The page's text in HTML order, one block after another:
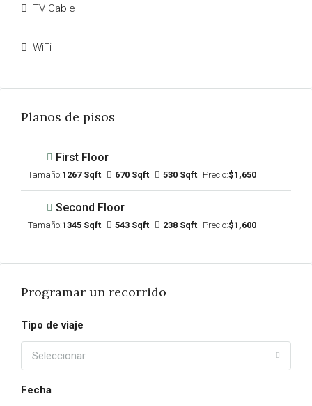
TV Cable
WiFi
Planos de pisos
First Floor
Tamaño:1267 Sqft 670 Sqft 530 Sqft Precio:$1,650
Second Floor
Tamaño:1345 Sqft 543 Sqft 238 Sqft Precio:$1,600
Programar un recorrido
Tipo de viaje
Seleccionar
Fecha